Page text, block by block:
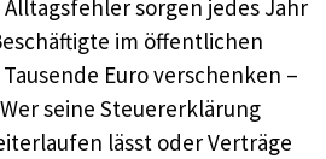
sorgen jedes Jahr
im öffentlichen
Euro verschenken –
seine Steuererklärung
lässt oder Verträge